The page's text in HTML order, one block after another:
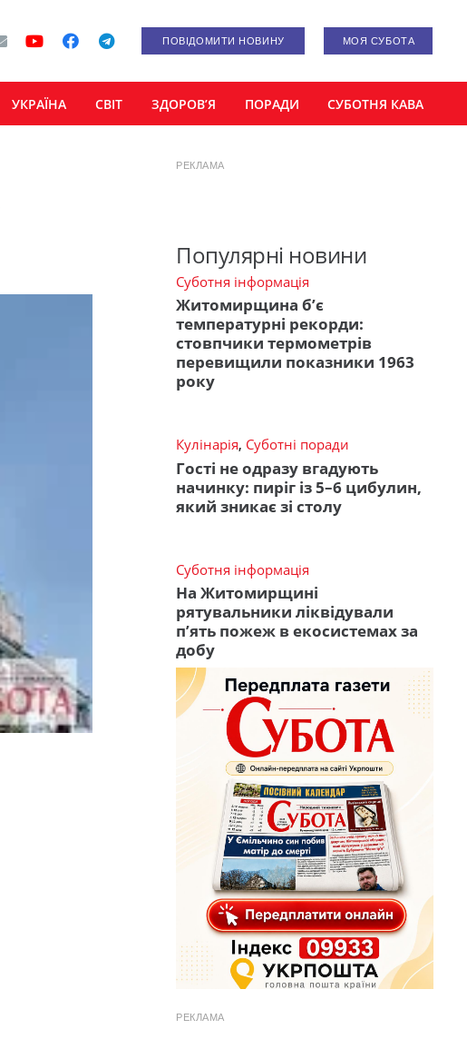
ПОВІДОМИТИ НОВИНУ МОЯ СУБОТА
УКРАЇНА СВІТ ЗДОРОВ’Я ПОРАДИ СУБОТНЯ КАВА
РЕКЛАМА
Популярні новини
Суботня інформація
Житомирщина б’є
температурні рекорди:
стовпчики термометрів
перевищили показники 1963
року
Кулінарія, Суботні поради
Гості не одразу вгадують
начинку: пиріг із 5–6 цибулин,
який зникає зі столу
Суботня інформація
На Житомирщині
рятувальники ліквідували
п’ять пожеж в екосистемах за
добу
РЕКЛАМА